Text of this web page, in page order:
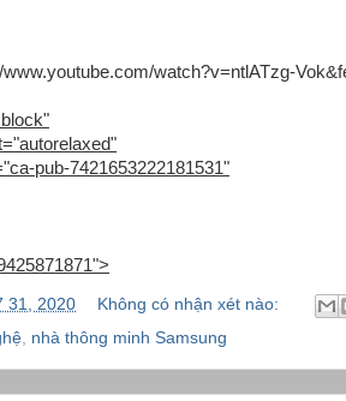
watch?v=ntlATzg-
pub-7421653222181531"
31, 2020
Không có nhận xét nào:
nhà thông minh Samsung